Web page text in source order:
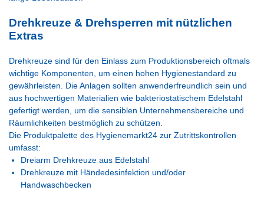
Drehkreuze & Drehsperren mit nützlichen
Extras
Drehkreuze sind für den Einlass zum Produktionsbereich oftmals
wichtige Komponenten, um einen hohen Hygienestandard zu
gewährleisten. Die Anlagen sollten anwenderfreundlich sein und
aus hochwertigen Materialien wie bakteriostatischem Edelstahl
gefertigt werden, um die sensiblen Unternehmensbereiche und
Räumlichkeiten bestmöglich zu schützen.
Die Produktpalette des Hygienemarkt24 zur Zutrittskontrollen
umfasst:
Dreiarm Drehkreuze aus Edelstahl
Drehkreuze mit Händedesinfektion und/oder
Handwaschbecken